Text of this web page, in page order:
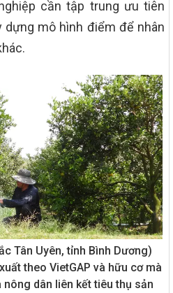
cần tập trung ưu tiên
dựng mô hình điểm để nhân
Tân Uyên, tỉnh Bình Dương)
theo VietGAP và hữu cơ mà
dân liên kết tiêu thụ sản